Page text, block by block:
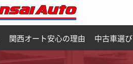
関西オート安心の理由 中古車選び